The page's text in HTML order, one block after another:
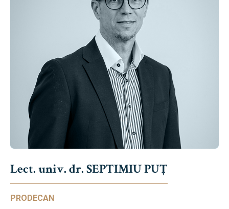
Lect. univ. dr. SEPTIMIU PUȚ
PRODECAN